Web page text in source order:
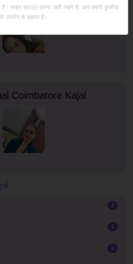
Coimbatore Kajal
2
1
2
साइट ब्राउज़ करना जारी रखने से, आप हमारी कुकीज़
के उपयोग से सहमत हैं।